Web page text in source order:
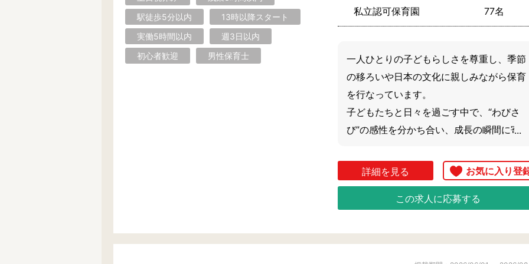
駅徒歩5分以内
13時以降スタート
実働5時間以内
週3日以内
初心者歓迎
男性保育士
私立認可保育園 77名
一人ひとりの子どもらしさを尊重し、季節
の移ろいや日本の文化に親しみながら保育
を行なっています。
子どもたちと日々を過ごす中で、“わびさ
び”の感性を分かち合い、成長の瞬間に寄り
温かな雰囲気の職場で、これまでのご経験
や大切にしてきた想いを活かしていただけ
詳細を見る
この求人に応募する